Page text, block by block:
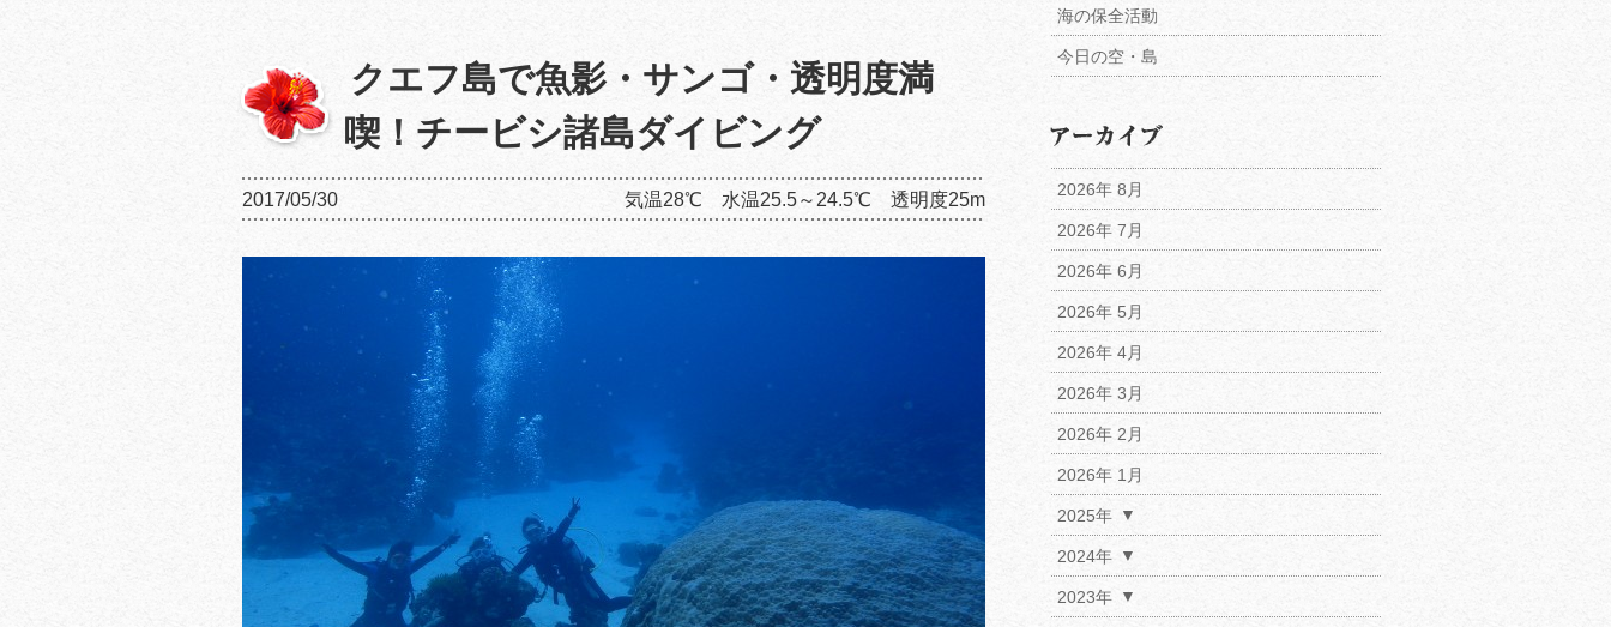
クエフ島で魚影・サンゴ・透明度満
喫！チービシ諸島ダイビング
2017/05/30 気温28℃ 水温25.5～24.5℃ 透明度25m
海の保全活動
今日の空・島
2026年 8月
2026年 7月
2026年 6月
2026年 5月
2026年 4月
2026年 3月
2026年 2月
2026年 1月
2025年
2024年
2023年